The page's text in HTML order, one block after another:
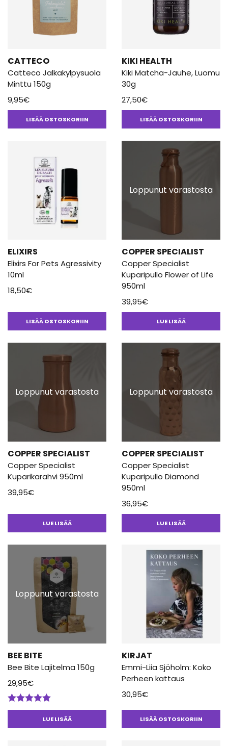
CATTECO
Catteco Jalkakylpysuola
Minttu 150g
9,95€
LISÄÄ OSTOSKORIIN
KIKI HEALTH
Kiki Matcha-Jauhe, Luomu
30g
27,50€
LISÄÄ OSTOSKORIIN
ELIXIRS
Elixirs For Pets Agressivity
10ml
18,50€
LISÄÄ OSTOSKORIIN
Loppunut varastosta
COPPER SPECIALIST
Copper Specialist
Kuparipullo Flower of Life
950ml
39,95€
LUE LISÄÄ
Loppunut varastosta
COPPER SPECIALIST
Copper Specialist
Kuparikarahvi 950ml
39,95€
LUE LISÄÄ
Loppunut varastosta
COPPER SPECIALIST
Copper Specialist
Kuparipullo Diamond
950ml
36,95€
LUE LISÄÄ
Loppunut varastosta
BEE BITE
Bee Bite Lajitelma 150g
29,95€
Arvostelu
tuotteesta:LUE LISÄÄ
KIRJAT
Emmi-Liia Sjöholm: Koko
Perheen kattaus
30,95€
LISÄÄ OSTOSKORIIN